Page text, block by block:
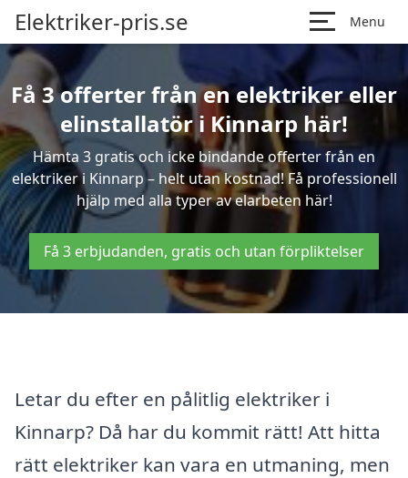
Elektriker-pris.se Menu
Få 3 offerter från en elektriker eller
elinstallatör i Kinnarp här!
Hämta 3 gratis och icke bindande offerter från en
elektriker i Kinnarp – helt utan kostnad! Få professionell
hjälp med alla typer av elarbeten här!
Få 3 erbjudanden, gratis och utan förpliktelser
Letar du efter en pålitlig elektriker i
Kinnarp? Då har du kommit rätt! Att hitta
rätt elektriker kan vara en utmaning, men